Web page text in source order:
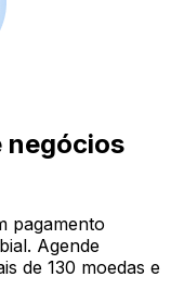
negócios
pagamento
Agende
de 130 moedas e